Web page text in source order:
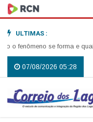
ULTIMAS :
se forma e quais
07/08/2026 05:28